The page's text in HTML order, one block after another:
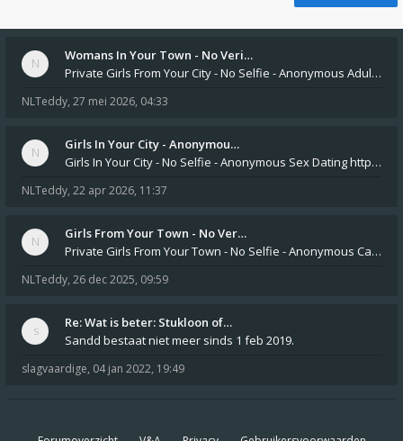
Womans In Your Town - No Veri…
Private Girls From Your City - No Selfie - Anonymous Adult Dating https://privatedates.live Private Girls In Your
NLTeddy, 27 mei 2026, 04:33
Girls In Your City - Anonymou…
Girls In Your City - No Selfie - Anonymous Sex Dating https://SecretPrivat.com Womens In Your Town - Anonymous S
NLTeddy, 22 apr 2026, 11:37
Girls From Your Town - No Ver…
Private Girls From Your Town - No Selfie - Anonymous Casual Dating https://PrivateLadyEscorts.com Private Lady In
NLTeddy, 26 dec 2025, 09:59
Re: Wat is beter: Stukloon of…
Sandd bestaat niet meer sinds 1 feb 2019.
slagvaardige, 04 jan 2022, 19:49